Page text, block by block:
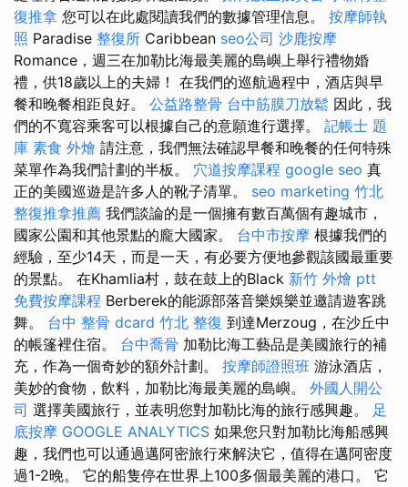
復推拿 您可以在此處閱讀我們的數據管理信息。 按摩師執
照 Paradise 整復所 Caribbean seo公司 沙鹿按摩
Romance，週三在加勒比海最美麗的島嶼上舉行禮物婚
禮，供18歲以上的夫婦！ 在我們的巡航過程中，酒店與早
餐和晚餐相距良好。 公益路整骨 台中筋膜刀放鬆 因此，我
們的不寬容乘客可以根據自己的意願進行選擇。 記帳士 題
庫 素食 外燴 請注意，我們無法確認早餐和晚餐的任何特殊
菜單作為我們計劃的半板。 穴道按摩課程 google seo 真
正的美國巡遊是許多人的靴子清單。 seo marketing 竹北
整復推拿推薦 我們談論的是一個擁有數百萬個有趣城市，
國家公園和其他景點的龐大國家。 台中市按摩 根據我們的
經驗，至少14天，而是一天，有必要方便地參觀該國最重要
的景點。 在Khamlia村，鼓在鼓上的Black 新竹 外燴 ptt
免費按摩課程 Berberek的能源部落音樂娛樂並邀請遊客跳
舞。 台中 整骨 dcard 竹北 整復 到達Merzoug，在沙丘中
的帳篷裡住宿。 台中喬骨 加勒比海工藝品是美國旅行的補
充，作為一個奇妙的額外計劃。 按摩師證照班 游泳酒店，
美妙的食物，飲料，加勒比海最美麗的島嶼。 外國人開公
司 選擇美國旅行，並表明您對加勒比海的旅行感興趣。 足
底按摩 GOOGLE ANALYTICS 如果您只對加勒比海船感興
趣，我們也可以通過邁阿密旅行來解決它，值得在邁阿密度
過1-2晚。 它的船隻停在世界上100多個最美麗的港口。 它